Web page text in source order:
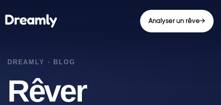
Analyser un rêve→
Rêver